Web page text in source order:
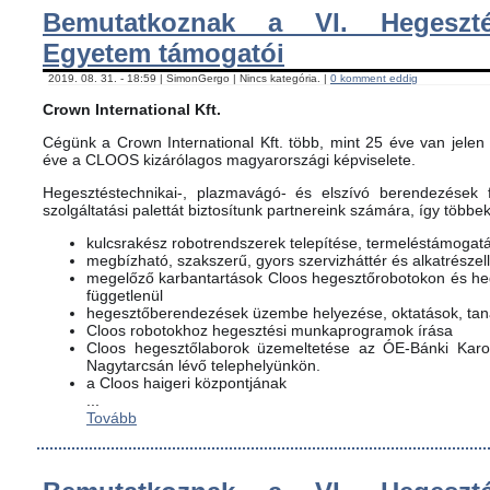
Bemutatkoznak a VI.
Egyetem támogatói
2019. 08. 31. - 18:59 | SimonGergo | Nincs kategória. | 0 komment eddig
Crown International Kft.
Cégünk a Crown International Kft. több, mint 25 éve van
éve a CLOOS kizárólagos magyarországi képviselete.
Hegesztéstechnikai-, plazmavágó- és elszívó berendezések
szolgáltatási palettát biztosítunk partnereink számára, így
kulcsrakész robotrendszerek telepítése,
megbízható, szakszerű, gyors szervizháttér és
megelőző karbantartások Cloos hegesztőrobotokon és
függetlenül
hegesztőberendezések üzembe helyezése, oktatások,
Cloos robotokhoz hegesztési munkaprogramok írása
Cloos hegesztőlaborok üzemeltetése az ÓE-Bánki
Nagytarcsán lévő telephelyünkön.
a Cloos haigeri központjának
Tovább